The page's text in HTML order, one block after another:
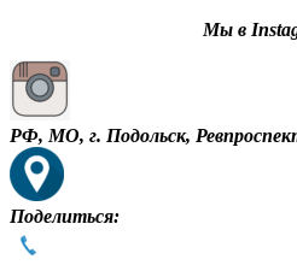
Мы в
РФ, МО, г. Подольск,
Поделиться: